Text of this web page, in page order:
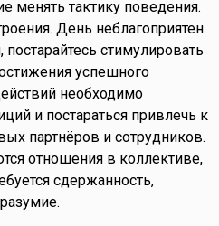
менять тактику поведения.
День неблагоприятен
стимулировать
успешного
необходимо
и постараться привлечь к
партнёров и сотрудников.
отношения в коллективе,
сдержанность,